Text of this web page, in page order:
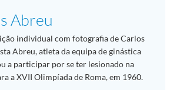
Abreu
individual com fotografia de Carlos
Abreu, atleta da equipa de ginástica
a participar por se ter lesionado na
a XVII Olimpíada de Roma, em 1960.